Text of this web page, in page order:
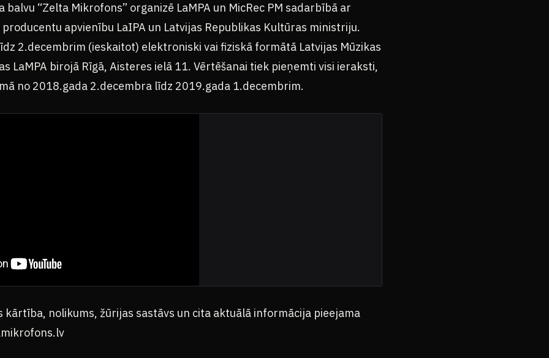
balvu “Zelta Mikrofons” organizē LaMPA un MicRec PM sadarbībā ar
apvienību LaIPA un Latvijas Republikas Kultūras ministriju.
2.decembrim (ieskaitot) elektroniski vai fiziskā formātā Latvijas Mūzikas
LaMPA birojā Rīgā, Aisteres ielā 11. Vērtēšanai tiek pieņemti visi ieraksti,
no 2018.gada 2.decembra līdz 2019.gada 1.decembrim.
kārtība, nolikums, žūrijas sastāvs un cita aktuālā informācija pieejama